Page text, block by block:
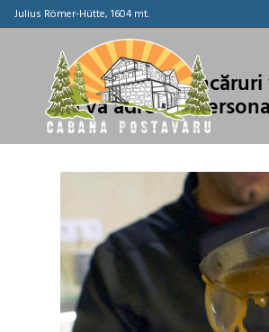
Julius Römer-Hütte, 1604 mt.
Prețurile la
să vă adresați